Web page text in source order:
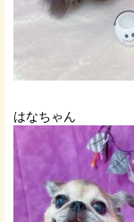
はなちゃん